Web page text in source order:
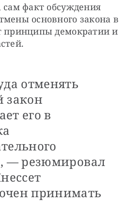
факт обсуждения
основного закона в
принципы демократии и
отменять
закон
его в
— резюмировал
принимать